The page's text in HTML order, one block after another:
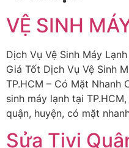
VỆ SINH
Dịch Vụ Vệ Sinh Máy
Giá Tốt Dịch Vụ Vệ Sinh
TP.HCM – Có Mặt Nhanh
sinh máy lạnh tại
quận, huyện, có mặt
Sửa Tivi